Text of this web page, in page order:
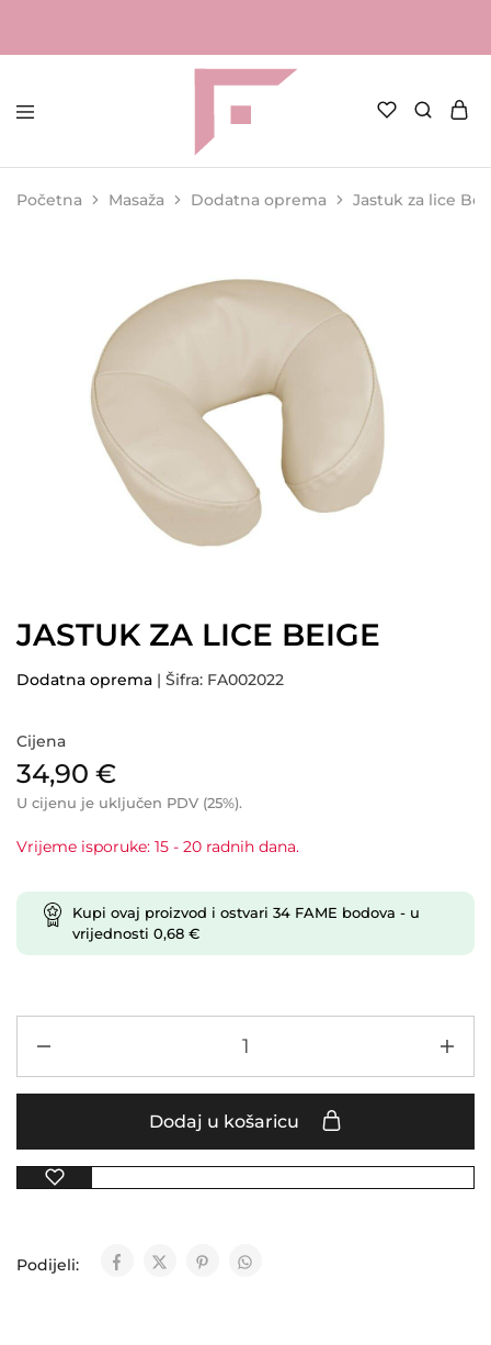
FAME
Profesionalna
za
kozmetičke
Početna Masaža Dodatna oprema Jastuk za lice
JASTUK ZA LICE BEIGE
Dodatna oprema | Šifra: FA002022
Cijena
34,90 €
U cijenu je uključen PDV (25%).
Vrijeme isporuke: 15 - 20 radnih dana.
Kupi ovaj proizvod i ostvari 34 FAME bodova - u
vrijednosti 0,68 €
Dodaj u košaricu
Podijeli: